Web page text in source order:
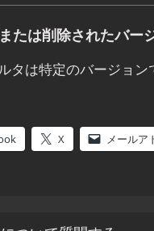
たは削除されたバー
タは特定のバージョン
X メールア